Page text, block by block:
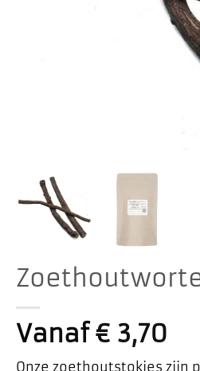
Vanaf€3,70
Onze zoethoutstokjes zijn